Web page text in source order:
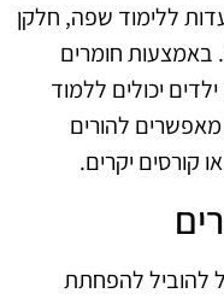
ללימוד שפה, חלקן
באמצעות חומרים
יכולים ללמוד
להורים
קורסים יקרים.
להוביל להפחתת